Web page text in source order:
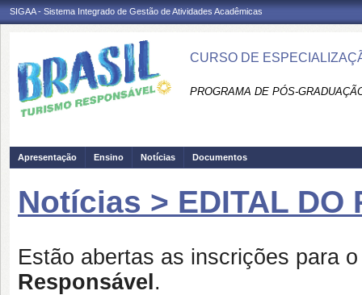
SIGAA - Sistema Integrado de Gestão de Atividades Acadêmicas
CURSO DE
PROGRAMA DE PÓS-
Apresentação Ensino Notícias Documentos
Notícias > EDITAL DO
Estão abertas as inscrições para
Responsável .